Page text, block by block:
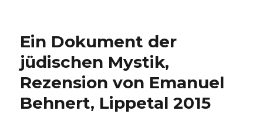
Ein Dokument der
jüdischen Mystik,
Rezension von Emanuel
Behnert, Lippetal 2015